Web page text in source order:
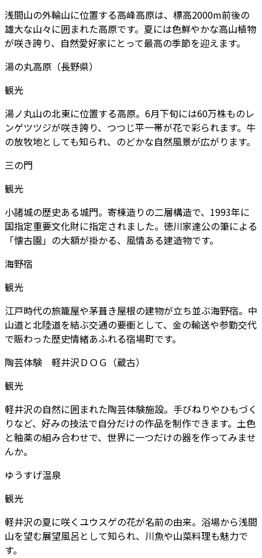
浅間山の外輪山に位置する高峰高原は、標高2000m前後の
雄大な山々に囲まれた高原です。夏には色鮮やかな高山植物
が咲き誇り、自然愛好家にとって最高の季節を迎えます。
湯の丸高原（長野県）
観光
湯ノ丸山の北東に位置する高原。6月下旬には60万株ものレ
ンゲツツジが咲き誇り、つつじ平一帯が花で彩られます。牛
の放牧地としても知られ、のどかな自然風景が広がります。
三の門
観光
小諸城の歴史ある城門。寄棟造りの二層構造で、1993年に
国指定重要文化財に指定されました。徳川家達公の筆による
「懐古園」の大額が掛かる、風情ある建造物です。
海野宿
観光
江戸時代の旅籠屋や茅葺き屋根の建物が立ち並ぶ海野宿。中
山道と北陸道を結ぶ交通の要衝として、金の輸送や参勤交代
で賑わった歴史情緒あふれる宿場町です。
陶芸体験 軽井沢ＤＯＧ（蔵古）
観光
軽井沢の自然に囲まれた陶芸体験施設。手びねりやひもづく
りなど、好みの技法で自分だけの作品を制作できます。土色
と釉薬の組み合わせで、世界に一つだけの器を作ってみませ
んか。
ゆうすげ温泉
観光
軽井沢の夏に咲くユウスゲの花が名前の由来。浴場から浅間
山を望む展望風呂として知られ、川魚や山菜料理も魅力で
す。